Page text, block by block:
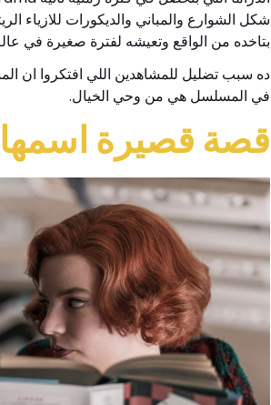
بتاخده من الواقع وتعيشه لفترة صغيرة في
ده سبب تضليل للمشاهدين اللي افتكروا ان
في المسلسل هي من وحي الخيال.
قصة قصيرة اسمها